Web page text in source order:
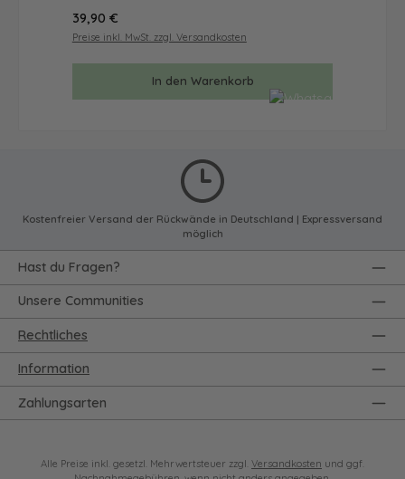
Regulärer Preis:
39,90 €
Preise inkl. MwSt. zzgl. Versandkosten
In den Warenkorb
Kostenfreier Versand der Rückwände in Deutschland | Expressversand
möglich
Rechtliches
Information
Zahlungsarten
Hast du Fragen?
Unsere Communities
Alle Preise inkl. gesetzl. Mehrwertsteuer zzgl. Versandkosten und ggf.